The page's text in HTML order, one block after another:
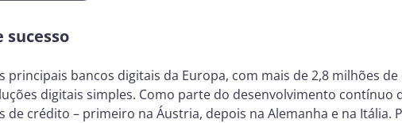
sucesso
principais bancos digitais da Europa, com mais de 2,8 milhões
digitais simples. Como parte do desenvolvimento contínuo
de crédito – primeiro na Áustria, depois na Alemanha e na